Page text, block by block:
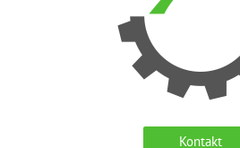
Kontakt